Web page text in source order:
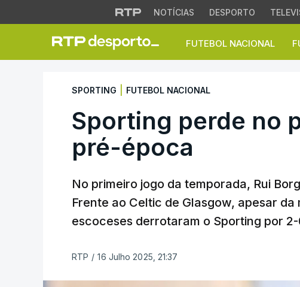
NOTÍCIAS DESPORTO
FUTEBOL NACIONAL
Sporting perde no
SPORTING FUTEBOL NACIONAL
Sporting perde no
pré-época
No primeiro jogo da temporada, Rui
Frente ao Celtic de Glasgow, apesar da
escoceses derrotaram o Sporting por
RTP / 16 Julho 2025, 21:37